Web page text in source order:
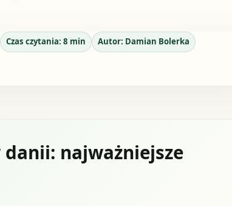
Czas czytania: 8 min Autor: Damian Bolerka
najważniejsze